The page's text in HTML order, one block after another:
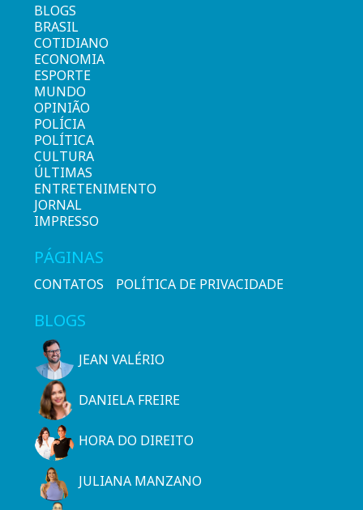
BLOGS
BRASIL
COTIDIANO
ECONOMIA
ESPORTE
MUNDO
OPINIÃO
POLÍCIA
POLÍTICA
CULTURA
ÚLTIMAS
ENTRETENIMENTO
JORNAL
IMPRESSO
PÁGINAS
CONTATOS POLÍTICA DE PRIVACIDADE
BLOGS
JEAN VALÉRIO
DANIELA FREIRE
HORA DO DIREITO
JULIANA MANZANO